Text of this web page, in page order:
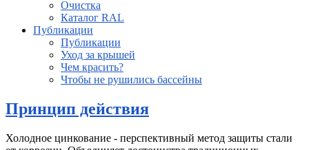
Очистка
Каталог RAL
Публикации
Публикации
Уход за крышей
Чем красить?
Чтобы не рушились бассейны
Принцип действия
Холодное цинкование - перспективный метод защиты стали